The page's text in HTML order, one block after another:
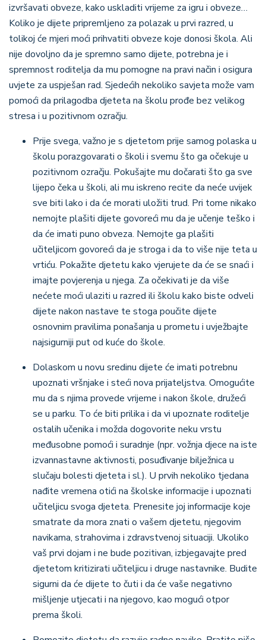
izvršavati obveze, kako uskladiti vrijeme za igru i obveze…
Koliko je dijete pripremljeno za polazak u prvi razred, u
tolikoj će mjeri moći prihvatiti obveze koje donosi škola. Ali
nije dovoljno da je spremno samo dijete, potrebna je i
spremnost roditelja da mu pomogne na pravi način i osigura
uvjete za uspješan rad. Sjedećih nekoliko savjeta može vam
pomoći da prilagodba djeteta na školu prođe bez velikog
stresa i u pozitivnom ozračju.
Prije svega, važno je s djetetom prije samog polaska u
školu porazgovarati o školi i svemu što ga očekuje u
pozitivnom ozračju. Pokušajte mu dočarati što ga sve
lijepo čeka u školi, ali mu iskreno recite da neće uvijek
sve biti lako i da će morati uložiti trud. Pri tome nikako
nemojte plašiti dijete govoreći mu da je učenje teško i
da će imati puno obveza. Nemojte ga plašiti
učiteljicom govoreći da je stroga i da to više nije teta u
vrtiću. Pokažite djetetu kako vjerujete da će se snaći i
imajte povjerenja u njega. Za očekivati je da više
nećete moći ulaziti u razred ili školu kako biste odveli
dijete nakon nastave te stoga poučite dijete
osnovnim pravilima ponašanja u prometu i uvježbajte
najsigurniji put od kuće do škole.
Dolaskom u novu sredinu dijete će imati potrebnu
upoznati vršnjake i steći nova prijateljstva. Omogućite
mu da s njima provede vrijeme i nakon škole, družeći
se u parku. To će biti prilika i da vi upoznate roditelje
ostalih učenika i možda dogovorite neku vrstu
međusobne pomoći i suradnje (npr. vožnja djece na iste
izvannastavne aktivnosti, posuđivanje bilježnica u
slučaju bolesti djeteta i sl.). U prvih nekoliko tjedana
nađite vremena otići na školske informacije i upoznati
učiteljicu svoga djeteta. Prenesite joj informacije koje
smatrate da mora znati o vašem djetetu, njegovim
navikama, strahovima i zdravstvenoj situaciji. Ukoliko
vaš prvi dojam i ne bude pozitivan, izbjegavajte pred
djetetom kritizirati učiteljicu i druge nastavnike. Budite
sigurni da će dijete to čuti i da će vaše negativno
mišljenje utjecati i na njegovo, kao mogući otpor
prema školi.